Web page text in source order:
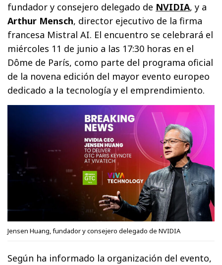
fundador y consejero delegado de NVIDIA, y a
Arthur Mensch, director ejecutivo de la firma
francesa Mistral AI. El encuentro se celebrará el
miércoles 11 de junio a las 17:30 horas en el
Dôme de París, como parte del programa oficial
de la novena edición del mayor evento europeo
dedicado a la tecnología y el emprendimiento.
Jensen Huang, fundador y consejero delegado de NVIDIA
Según ha informado la organización del evento,